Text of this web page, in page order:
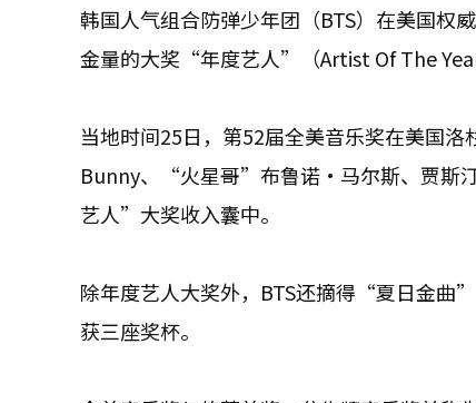
韩国人气组合防弹少年团（BTS）在美国权
金量的大奖“年度艺人”（Artist Of The Year
当地时间25日，第52届全美音乐奖在美国
Bunny、“火星哥”布鲁诺·马尔斯、贾斯
艺人”大奖收入囊中。
除年度艺人大奖外，BTS还摘得“夏日金
获三座奖杯。